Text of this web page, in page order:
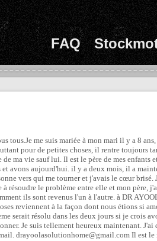
FAQ
tous.Je me suis mariée à mon mari il y a 8
pour de petites choses, il rentre toujours
ma vie sauf lui. Il est le père de mes
et avons aujourd'hui. il y a deux mois, il a
vers qui me tourner et j'avais le cœur
résoudre le problème entre elle et mon père,
ils sont revenus l'un à l'autre. à DR
reviennent à la façon dont nous étions si
serait résolu dans les deux jours si je crois
Je suis tellement heureux maintenant.
drayoolasolutionhome@gmail.com Il est